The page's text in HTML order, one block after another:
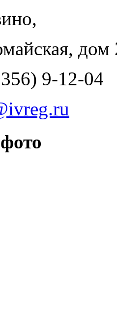
дом
9-12-04